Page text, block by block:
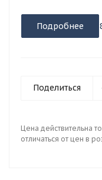
Подробнее
Поделиться
Цена действительна
отличаться от цен в